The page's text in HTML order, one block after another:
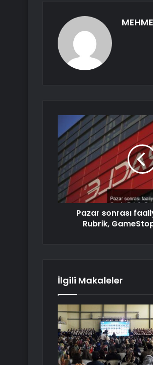
Pazar sonrası
Rubrik,
İlgili Makaleler